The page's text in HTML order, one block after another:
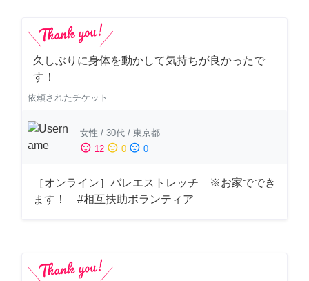
久しぶりに身体を動かして気持ちが良かったで
す！
依頼されたチケット
女性 / 30代 / 東京都
sentiment_satisfied 12 sentiment_neutral 0 sentiment_dissatisfied 0
［オンライン］バレエストレッチ ※お家ででき
ます！ #相互扶助ボランティア